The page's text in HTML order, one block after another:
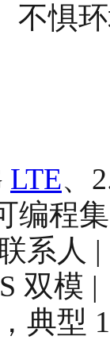
不惧
LTE、
编程
系人 |
双模 |
典型